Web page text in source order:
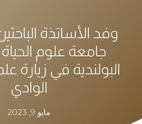
وفد الأساتذة
جامعة علوم الحياة
البولندية في زيارة
الوادي
مايو 9, 2023